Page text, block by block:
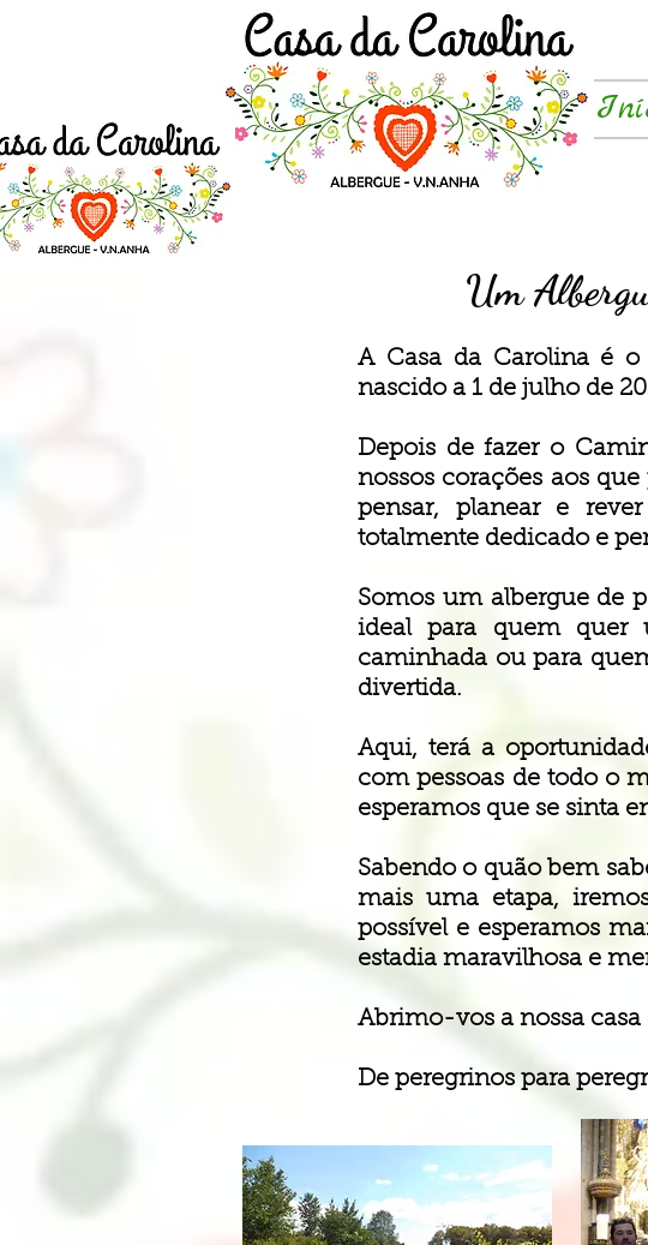
Um
A Casa da Carolina é
nascido a 1 de julho de
Depois de fazer o
nossos corações aos
pensar, planear e
totalmente dedicado e
Somos um albergue de
ideal para quem quer
caminhada ou para
divertida.
Aqui, terá a
com pessoas de todo o
esperamos que se sinta
Sabendo o quão bem
mais uma etapa,
possível e esperamos
estadia maravilhosa e
Abrimo-vos a nossa
De peregrinos para